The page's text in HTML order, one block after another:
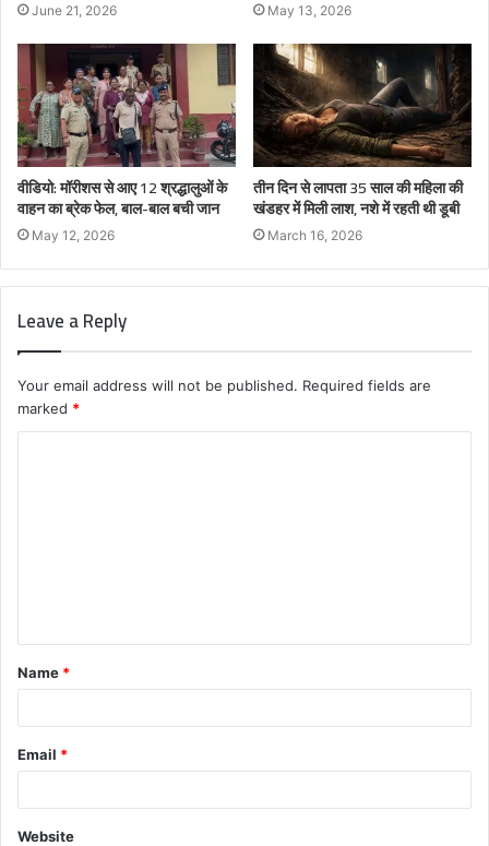
June 21, 2026 May 13, 2026
वीडियो: मॉरीशस से आए 12 श्रद्धालुओं के
वाहन का ब्रेक फेल, बाल-बाल बची जान
May 12, 2026
तीन दिन से लापता 35 साल की महिला की
खंडहर में मिली लाश, नशे में रहती थी डूबी
March 16, 2026
Leave a Reply
Your email address will not be published. Required fields are
marked *
t
*
Name *
Email *
Website